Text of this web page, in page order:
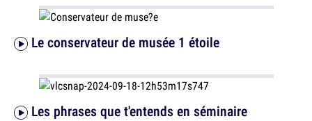
Le conservateur de musée 1 étoile
Les phrases que t'entends en séminaire